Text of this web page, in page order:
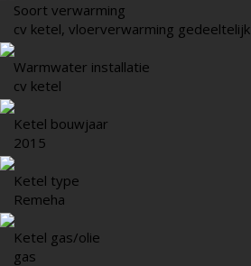
Soort verwarming
cv ketel, vloerverwarming gedeeltelijk
Warmwater installatie
cv ketel
Ketel bouwjaar
2015
Ketel type
Remeha
Ketel gas/olie
gas